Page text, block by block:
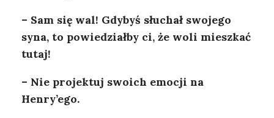
– Sam się wal! Gdybyś słuchał swojego
syna, to powiedziałby ci, że woli mieszkać
tutaj!
– Nie projektuj swoich emocji na
Henry’ego.